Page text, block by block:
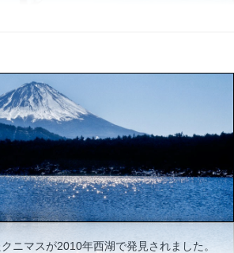
ニマスが2010年西湖で発見されました。